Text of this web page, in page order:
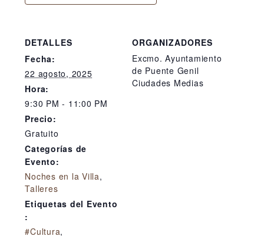
DETALLES
Fecha:
22 agosto, 2025
Hora:
9:30 PM - 11:00 PM
Precio:
Gratuito
Categorías de
Evento:
Noches en la Villa,
Talleres
Etiquetas del Evento
:
#Cultura,
ORGANIZADORES
Excmo. Ayuntamiento
de Puente Genil
Ciudades Medias